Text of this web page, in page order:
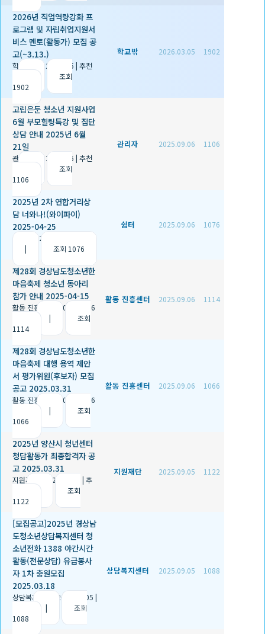
2026년 직업역량강화 프
로그램 및 자립취업지원서
비스 멘토(활동가) 모집 공
고(~3.13.)
학교밖 2026.03.05 | 추천
조회
1902
학교밖 2026.03.05 1902
고립은둔 청소년 지원사업
6월 부모힐링특강 및 집단
상담 안내 2025년 6월
21일
관리자 2025.09.06 | 추천
조회
1106
관리자 2025.09.06 1106
2025년 2차 연합거리상
담 너와나!(와이파이)
2025-04-25
2025.09.06
|
조회 1076
쉼터 2025.09.06 1076
제28회 경상남도청소년한
마음축제 청소년 동아리
참가 안내 2025-04-15
활동 진흥센터
2025.09.06
|
조회
1114
활동 진흥센터 2025.09.06 1114
제28회 경상남도청소년한
마음축제 대행 용역 제안
서 평가위원(후보자) 모집
공고 2025.03.31
활동 진흥센터
2025.09.06
|
조회
1066
활동 진흥센터 2025.09.06 1066
2025년 양산시 청년센터
청담활동가 최종합격자 공
고 2025.03.31
지원재단 2025.09.05 | 추
|
조회
1122
지원재단 2025.09.05 1122
[모집공고]2025년 경상남
도청소년상담복지센터 청
소년전화 1388 야간시간
활동(전문상담) 유급봉사
자 1차 충원모집
2025.03.18
상담복지센터 2025.09.05 |
|
조회
1088
상담복지센터 2025.09.05 1088